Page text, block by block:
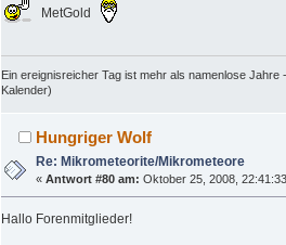
MetGold
Ein ereignisreicher Tag ist mehr als namenlose
Kalender)
Hungriger Wolf
Re: Mikrometeorite/Mikrometeore
«Antwort #80 am: Oktober 25, 2008,
Hallo Forenmitglieder!